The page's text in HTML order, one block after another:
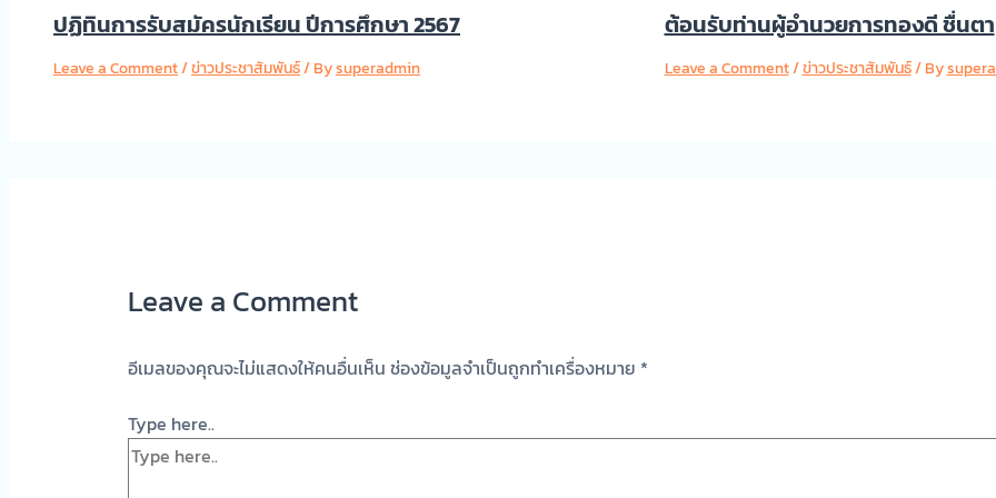
ปฏิทินการรับสมัครนักเรียน ปีการศึกษา 2567
Leave a Comment/ข่าวประชาสัมพันธ์/ Bysuperadmin
ต้อนรับท่านผู้อำนวยการทองดี ชื่นตา
Leave a Comment/ข่าวประชาสัมพันธ์/ By
Leave a Comment
อีเมลของคุณจะไม่แสดงให้คนอื่นเห็น ช่องข้อมูลจำเป็นถูกทำเครื่องหมาย *
Type here..